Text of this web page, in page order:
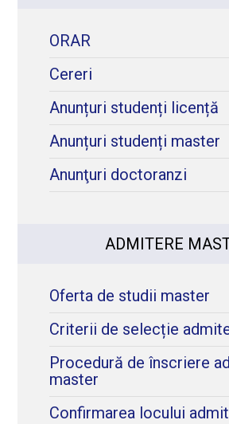
ORAR
Cereri
Anunțuri studenți licență
Anunțuri studenți master
Anunţuri doctoranzi
ADMITERE
Oferta de studii master
Criterii de selecție
Procedură de înscriere
master
Confirmarea locului